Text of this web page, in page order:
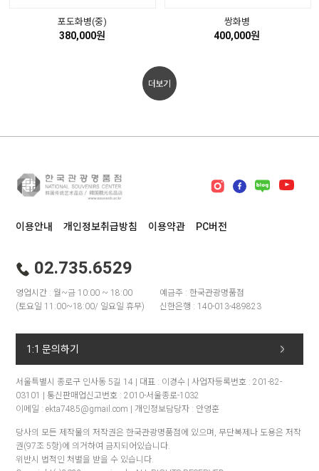
포도화병(중)
380,000원
쌍화병
400,000원
이용안내 개인정보취급방침 이용약관 PC버전
02.735.6529
영업시간 : 월~금 10:00 ~ 18:00
(토요일 11:00~18:00/ 일요일 휴무)
예금주 : 한국관광명품점
신한은행 : 140-013-489823
1:1 문의하기
서울특별시 종로구 인사동 5길 14 | 대표 : 이경수 | 사업자등록번호 : 201-82-
03101 | 통신판매업신고번호 : 2010-서울종로-1032
이메일 : ekta7485@gmail.com | 개인정보담당자 : 안영훈
당사의 모든 제작물의 저작권은 한국관광명품점에 있으며, 무단복제나 도용은 저작
권(97조 5항)에 의거하여 금지되어있습니다.
위반시 법적인 처벌을 받을 수 있습니다.